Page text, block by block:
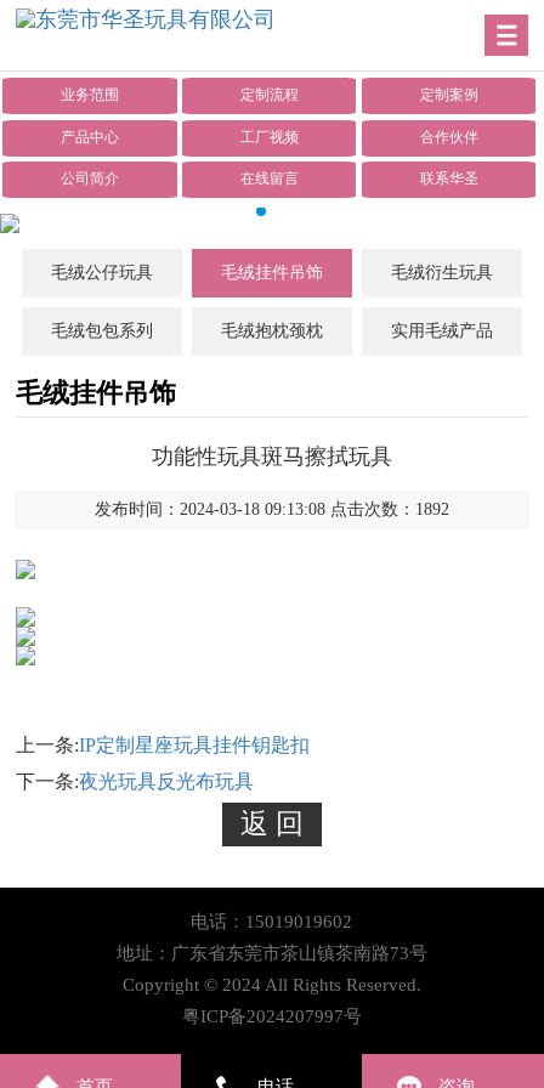
业务范围 定制流程 定制案例
产品中心 工厂视频 合作伙伴
公司简介 在线留言 联系华圣
毛绒公仔玩具 毛绒挂件吊饰 毛绒衍生玩具
毛绒包包系列 毛绒抱枕颈枕 实用毛绒产品
毛绒挂件吊饰
功能性玩具斑马擦拭玩具
发布时间：2024-03-18 09:13:08 点击次数：1892
上一条:IP定制星座玩具挂件钥匙扣
下一条:夜光玩具反光布玩具
电话：15019019602
地址：广东省东莞市茶山镇茶南路73号
Copyright © 2024 All Rights Reserved.
粤ICP备2024207997号